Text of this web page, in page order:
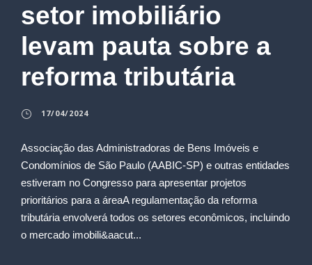
setor imobiliário
levam pauta sobre a
reforma tributária
17/04/2024
Associação das Administradoras de Bens Imóveis e
Condomínios de São Paulo (AABIC-SP) e outras entidades
estiveram no Congresso para apresentar projetos
prioritários para a áreaA regulamentação da reforma
tributária envolverá todos os setores econômicos, incluindo
o mercado imobili&aacut...